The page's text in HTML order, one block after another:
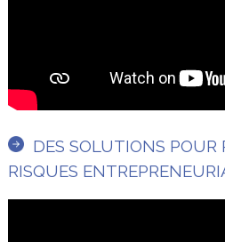
DES SOLUTIONS POUR
RISQUES